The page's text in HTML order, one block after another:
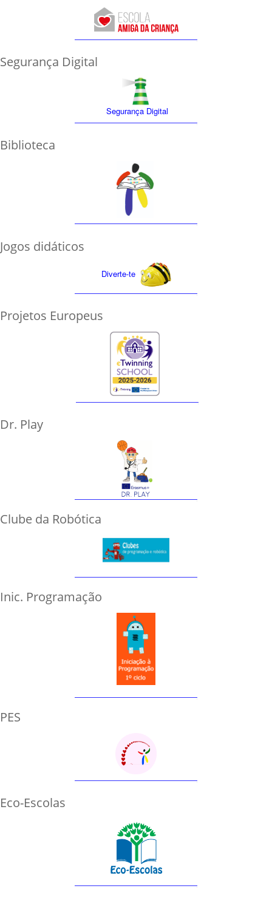
Segurança Digital
Segurança Digital
Biblioteca
Jogos didáticos
Diverte-te
Projetos Europeus
Dr. Play
Clube da Robótica
Inic. Programação
PES
Eco-Escolas